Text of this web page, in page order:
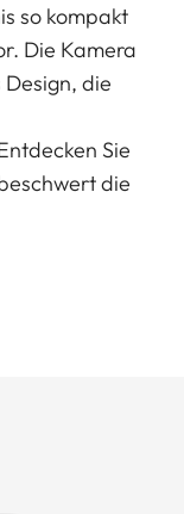
so kompakt
Die Kamera
die
Sie
die